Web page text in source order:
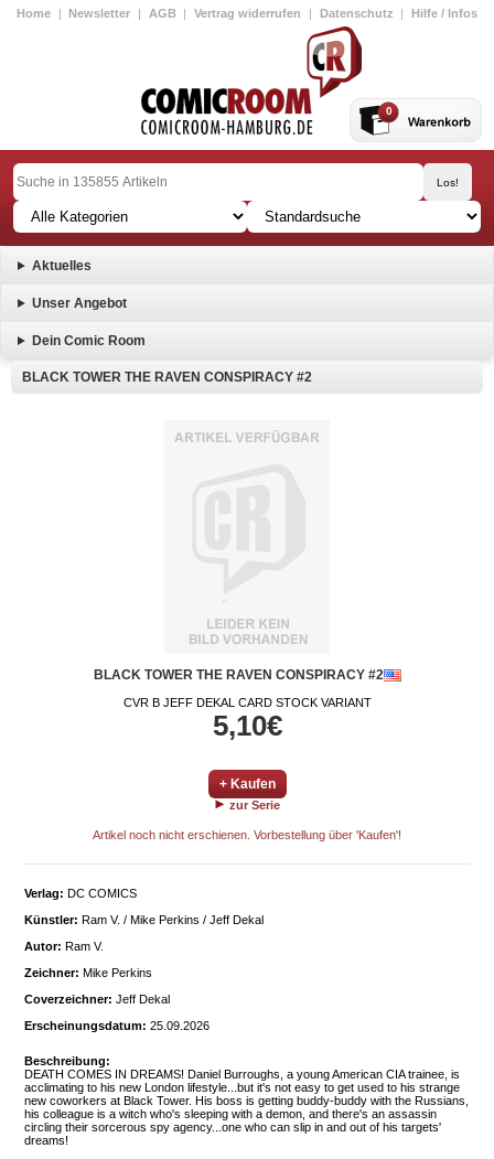
Home | Newsletter | AGB | Vertrag widerrufen | Datenschutz | Hilfe / Infos
0
Aktuelles
Unser Angebot
Dein Comic Room
BLACK TOWER THE RAVEN CONSPIRACY #2
BLACK TOWER THE RAVEN CONSPIRACY #2
CVR B JEFF DEKAL CARD STOCK VARIANT
5,10€
+ Kaufen
zur Serie
Artikel noch nicht erschienen. Vorbestellung über 'Kaufen'!
Verlag: DC COMICS
Künstler: Ram V. / Mike Perkins / Jeff Dekal
Autor: Ram V.
Zeichner: Mike Perkins
Coverzeichner: Jeff Dekal
Erscheinungsdatum: 25.09.2026
Beschreibung:
DEATH COMES IN DREAMS! Daniel Burroughs, a young American CIA trainee, is
acclimating to his new London lifestyle...but it's not easy to get used to his strange
new coworkers at Black Tower. His boss is getting buddy-buddy with the Russians,
his colleague is a witch who's sleeping with a demon, and there's an assassin
circling their sorcerous spy agency...one who can slip in and out of his targets'
dreams!